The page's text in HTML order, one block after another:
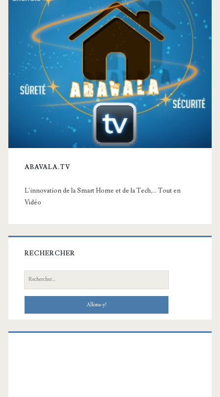
ABAVALA.TV
L'innovation de la Smart Home et de la Tech,... Tout en
Vidéo
RECHERCHER
Recherche: